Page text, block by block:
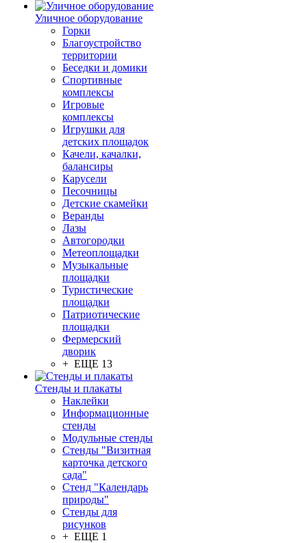
Уличное оборудование
Горки
Благоустройство
территории
Беседки и домики
Спортивные
комплексы
Игровые
комплексы
Игрушки для
детских площадок
Качели, качалки,
балансиры
Карусели
Песочницы
Детские скамейки
Веранды
Лазы
Автогородки
Метеоплощадки
Музыкальные
площадки
Туристические
площадки
Патриотические
площадки
Фермерский
дворик
+ ЕЩЕ 13
Стенды и плакаты
Наклейки
Информационные
стенды
Модульные стенды
Стенды "Визитная
карточка детского
сада"
Стенд "Календарь
природы"
Стенды для
рисунков
+ ЕЩЕ 1